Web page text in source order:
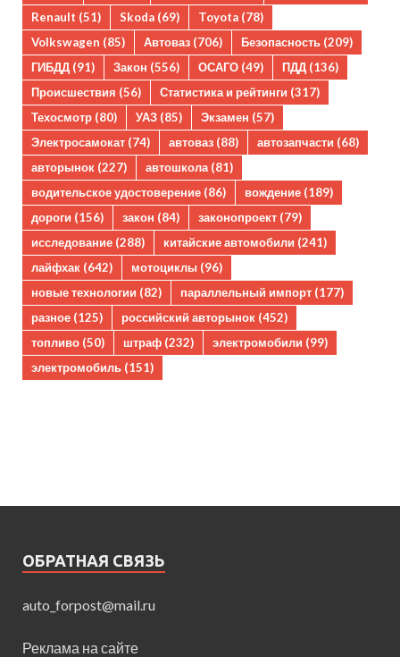
Renault (51) Skoda (69) Toyota (78)
Volkswagen (85) Автоваз (706) Безопасность (209)
ГИБДД (91) Закон (556) ОСАГО (49) ПДД (136)
Происшествия (56) Статистика и рейтинги (317)
Техосмотр (80) УАЗ (85) Экзамен (57)
Электросамокат (74) автоваз (88) автозапчасти (68)
авторынок (227) автошкола (81)
водительское удостоверение (86) вождение (189)
дороги (156) закон (84) законопроект (79)
исследование (288) китайские автомобили (241)
лайфхак (642) мотоциклы (96)
новые технологии (82) параллельный импорт (177)
разное (125) российский авторынок (452)
топливо (50) штраф (232) электромобили (99)
электромобиль (151)
ОБРАТНАЯ СВЯЗЬ
auto_forpost@mail.ru
Реклама на сайте